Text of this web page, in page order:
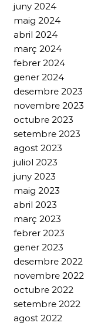
juny 2024
maig 2024
abril 2024
març 2024
febrer 2024
gener 2024
desembre 2023
novembre 2023
octubre 2023
setembre 2023
agost 2023
juliol 2023
juny 2023
maig 2023
abril 2023
març 2023
febrer 2023
gener 2023
desembre 2022
novembre 2022
octubre 2022
setembre 2022
agost 2022